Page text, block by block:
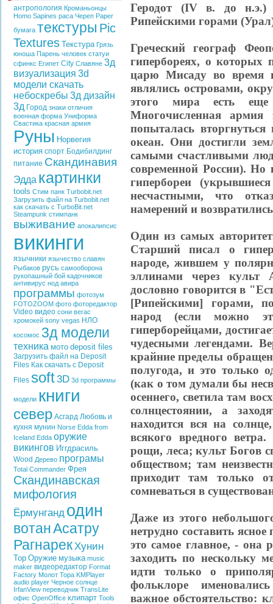
антропология Кроманьонцы
Homo Sapines раса Череп Paper
бумага текстуры Pic
Textures Текстура Грязь
юноша Парень человек статуи
сфинкс Египет City Славяне 3д
визуализация 3d
модели скачать
небоскребы 3д дизайн
3д Город знаки отличия
военная форма Униформа
Свастика красная армия
Руны Норвегия
история спорт Бодибилдинг
питание Скандинавия
Эдда картинки
tools Стим панк Turbobit.net
Загрузить файл на Turbobit.net
как скачать с TurboBit.net
Steampunk стимпанк
выживание апокалипсис
викинги
язычники язычество славян
Рыбаков русь самооборона
рукопашный бой кадочников
антивирус нод авира
программы фотозум
FOTOZOOM фото фоторедактор
Video видео сони вегас
хромокей sony vegas НЛО
косомос 3д модели
техника мото deposit files
Загрузить файл на Deposit
Files Как скачать с Deposit
Files soft3D 3d программы
модели книги
север Асгард Любовь и
кухня мунин Norse Edda from
Iceland Edda оружие
викингов Иггдрасиль
Wood Дерево програмы
Total Commander Фрея
Скандинавская
мифология
Ёрмунганд один
вотанАсатру
РагнарекХунин
Тор Оружие музыка music
maker видеоредактор Format
Factory Молот Тора KMPlayer
audio player Черное солнце
IrfanView переводчик TransLite
офис OpenOffice клипарт Tools
Геродот (IV в. до н.э.)
Рипейскими горами
Греческий географ
гипербореях, о которых
царю Мисаду во время
являлись островами,
этого мира есть еще
Многочисленная армия
попыталась
океан. Они достигли
самыми счастливыми
современной России). Но
гипербореи
несчастными, что
намерений и
Один из самых
Старший писал о
народе, жившем у
эллинами через культ
дословно говорится в
[Рипейскими] горами,
народ (если можно
гиперборейцами,
чудесными легендами.
крайние пределы
полугода, и это только
(как о том думали бы
осеннего, светила там
солнцестоянии, а
находится вся на
всякого вредного
рощи, леса; культ Богов
обществом; там
приходит там только
сомневаться в
Даже из этого
нетрудно составить
это самое главное, - она
заходить по нескольку
идти только о
фольклоре
важное обстоятельство: